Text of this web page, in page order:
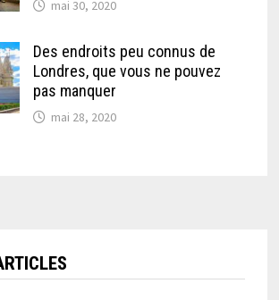
mai 30, 2020
Des endroits peu connus de
Londres, que vous ne pouvez
pas manquer
mai 28, 2020